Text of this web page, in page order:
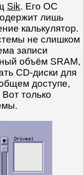
Sik. Его ОС
лишь
калькулятор.
не слишком
записи
объём SRAM,
CD-диски для
доступе,
только